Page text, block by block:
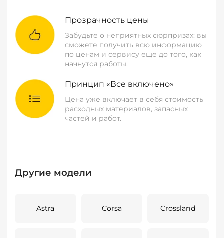
Прозрачность цены
Забудьте о неприятных сюрпризах: вы
сможете получить всю информацию
по ценам и сервису еще до того, как
начнутся работы.
Принцип «Все включено»
Цена уже включает в себя стоимость
расходных материалов, запасных
частей и работ.
Другие модели
Astra Corsa Crossland